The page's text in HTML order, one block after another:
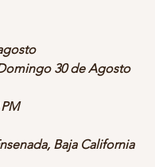
como fogata, película
y mucho más.
persona disfrute la
ritmo:
adultos mayores
relajada.
30 de Agosto
Baja California